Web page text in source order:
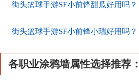
街头篮球手游SF小前锋甜瓜好用吗？
街头篮球手游SF小前锋小瑞好用吗？
各职业涂鸦墙属性选择推荐：